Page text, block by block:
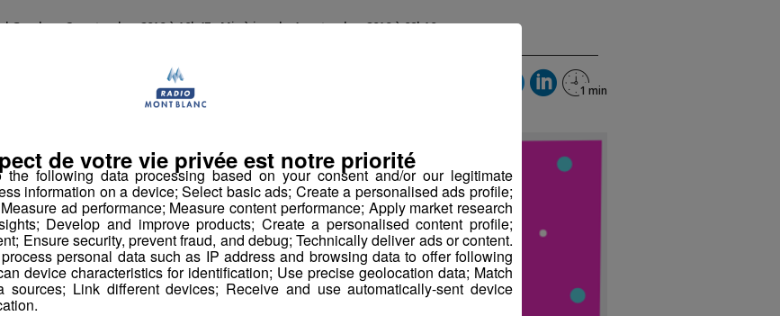
Gaydon-3 septembre 2018 à 10h47-Mis à jour le 4 septembre 2018 à 09h10
following data processing based on your consent and/or our legitimate
information on a device; Select basic ads; Create a personalised ads profile;
ad performance; Measure content performance; Apply market research
Develop and improve products; Create a personalised content profile;
Ensure security, prevent fraud, and debug; Technically deliver ads or content.
personal data such as IP address and browsing data to offer following
device characteristics for identification; Use precise geolocation data; Match
sources; Link different devices; Receive and use automatically-sent device
de votre vie privée est notre priorité